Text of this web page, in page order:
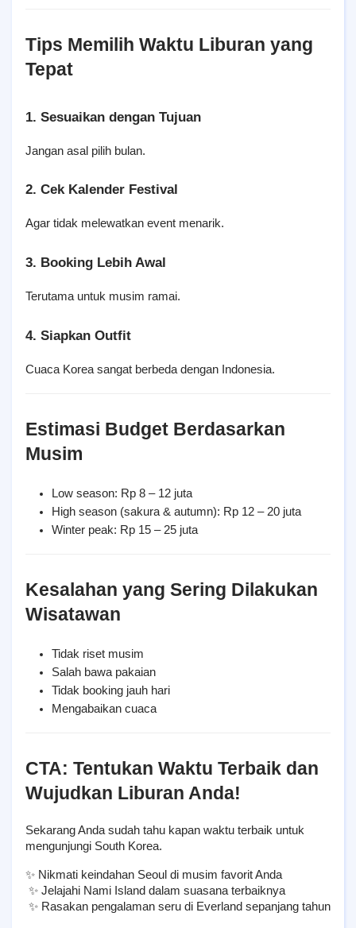
Tips Memilih Waktu Liburan yang
Tepat
1. Sesuaikan dengan Tujuan
Jangan asal pilih bulan.
2. Cek Kalender Festival
Agar tidak melewatkan event menarik.
3. Booking Lebih Awal
Terutama untuk musim ramai.
4. Siapkan Outfit
Cuaca Korea sangat berbeda dengan Indonesia.
Estimasi Budget Berdasarkan
Musim
Low season: Rp 8 – 12 juta
High season (sakura & autumn): Rp 12 – 20 juta
Winter peak: Rp 15 – 25 juta
Kesalahan yang Sering Dilakukan
Wisatawan
Tidak riset musim
Salah bawa pakaian
Tidak booking jauh hari
Mengabaikan cuaca
CTA: Tentukan Waktu Terbaik dan
Wujudkan Liburan Anda!
Sekarang Anda sudah tahu kapan waktu terbaik untuk
mengunjungi South Korea.
✨ Nikmati keindahan Seoul di musim favorit Anda
✨ Jelajahi Nami Island dalam suasana terbaiknya
✨ Rasakan pengalaman seru di Everland sepanjang tahun